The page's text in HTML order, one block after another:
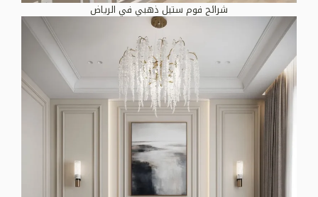
شرائح فوم ستيل ذهبي في الرياض